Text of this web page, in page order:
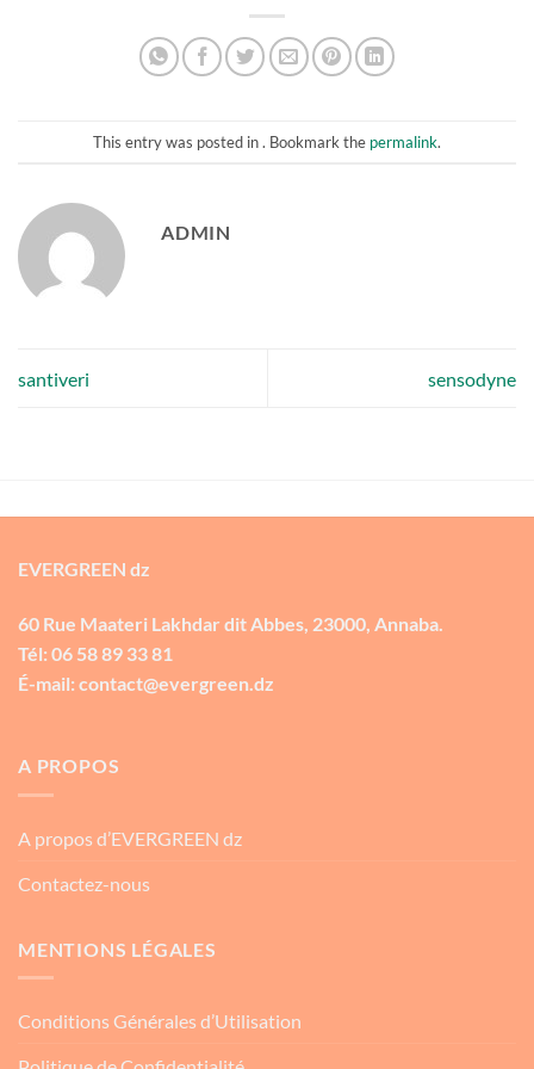
This entry was posted in . Bookmark the permalink.
ADMIN
santiveri sensodyne
EVERGREEN dz
60 Rue Maateri Lakhdar dit Abbes, 23000, Annaba.
Tél: 06 58 89 33 81
É-mail: contact@evergreen.dz
A PROPOS
A propos d’EVERGREEN dz
Contactez-nous
MENTIONS LÉGALES
Conditions Générales d’Utilisation